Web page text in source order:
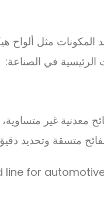
مثل ألواح
الرئيسية في الصناعة:
معدنية غير
متسقة وتحديد